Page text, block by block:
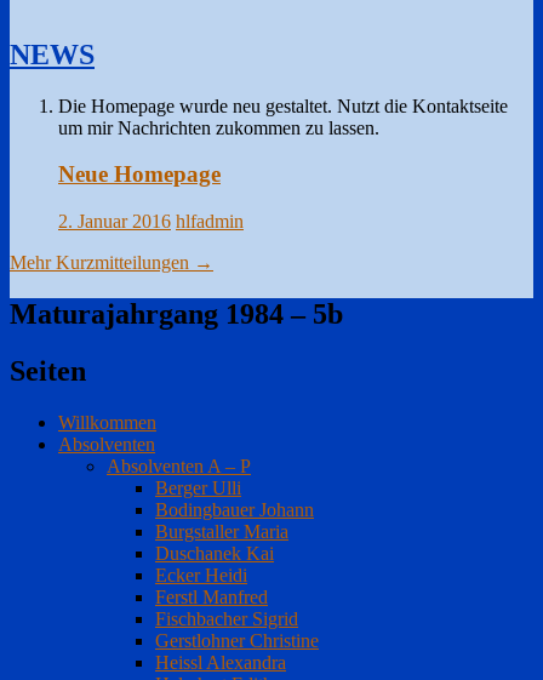
NEWS
Die Homepage wurde neu gestaltet. Nutzt die Kontaktseite
um mir Nachrichten zukommen zu lassen.
Neue Homepage
2. Januar 2016 hlfadmin
Mehr Kurzmitteilungen →
Maturajahrgang 1984 – 5b
Seiten
Willkommen
Absolventen
Absolventen A – P
Berger Ulli
Bodingbauer Johann
Burgstaller Maria
Duschanek Kai
Ecker Heidi
Ferstl Manfred
Fischbacher Sigrid
Gerstlohner Christine
Heissl Alexandra